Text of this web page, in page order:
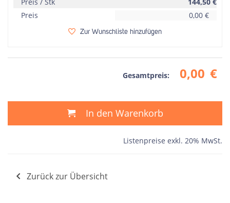
Preis
0,00 €
Zur Wunschliste hinzufügen
Gesamtpreis: 0,00 €
In den Warenkorb
Listenpreise exkl. 20% MwSt.
Zurück zur Übersicht